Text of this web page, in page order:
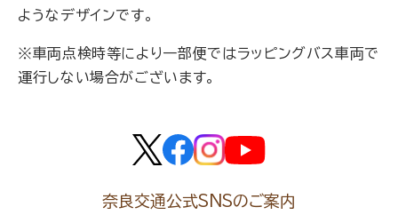
ようなデザインです。
※車両点検時等により一部便ではラッピングバス車両で
運行しない場合がございます。
奈良交通公式SNSのご案内